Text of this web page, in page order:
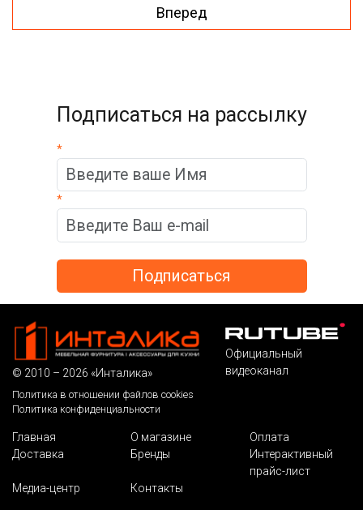
Вперед
Подписаться на рассылку
*
*
© 2010 – 2026 «Инталика»
Политика в отношении файлов cookies
Политика конфиденциальности
Официальный
видеоканал
Главная О магазине
Оплата
Доставка
Бренды
Интерактивный
прайс-лист
Медиа-центр
Контакты